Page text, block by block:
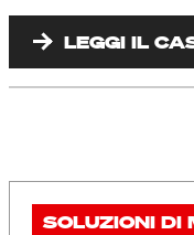
LEGGI IL
SOLUZIONI DI